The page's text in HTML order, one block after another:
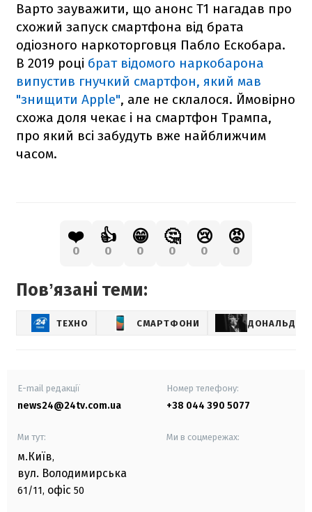
Варто зауважити, що анонс T1 нагадав про
схожий запуск смартфона від брата
одіозного наркоторговця Пабло Ескобара.
В 2019 році брат відомого наркобарона
випустив гнучкий смартфон, який мав
"знищити Apple", але не склалося. Ймовірно
схожа доля чекає і на смартфон Трампа,
про який всі забудуть вже найближчим
часом.
❤️
0
👍
0
😁
0
🤔
0
😢
0
😡
0
Повʼязані теми:
ТЕХНО СМАРТФОНИ ДОНАЛЬД
E-mail редакції
news24@24tv.com.ua
Номер телефону:
+38 044 390 5077
Ми тут:
м.Київ,
вул. Володимирська
61/11, офіс 50
Ми в соцмережах: